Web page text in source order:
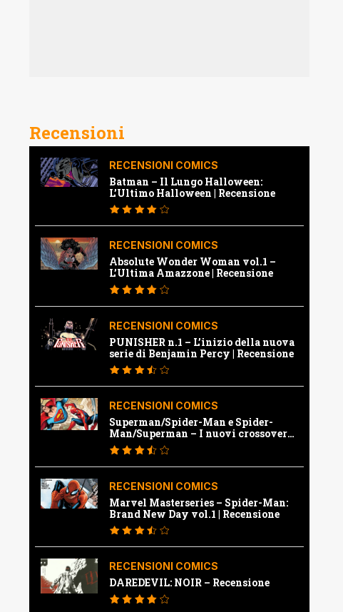
Recensioni
RECENSIONI COMICS
Batman – Il Lungo Halloween:
L’Ultimo Halloween | Recensione
RECENSIONI COMICS
Absolute Wonder Woman vol.1 –
L’Ultima Amazzone | Recensione
RECENSIONI COMICS
PUNISHER n.1 – L’inizio della nuova
serie di Benjamin Percy | Recensione
RECENSIONI COMICS
Superman/Spider-Man e Spider-
Man/Superman – I nuovi crossover
Marvel e Dc | Recensione
RECENSIONI COMICS
Marvel Masterseries – Spider-Man:
Brand New Day vol.1 | Recensione
RECENSIONI COMICS
DAREDEVIL: NOIR – Recensione